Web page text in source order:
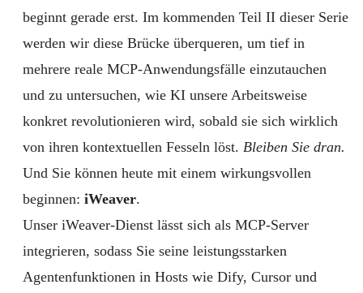
beginnt gerade erst. Im kommenden Teil II dieser Serie
werden wir diese Brücke überqueren, um tief in
mehrere reale MCP-Anwendungsfälle einzutauchen
und zu untersuchen, wie KI unsere Arbeitsweise
konkret revolutionieren wird, sobald sie sich wirklich
von ihren kontextuellen Fesseln löst. Bleiben Sie dran.
Und Sie können heute mit einem wirkungsvollen
beginnen: iWeaver.
Unser iWeaver-Dienst lässt sich als MCP-Server
integrieren, sodass Sie seine leistungsstarken
Agentenfunktionen in Hosts wie Dify, Cursor und